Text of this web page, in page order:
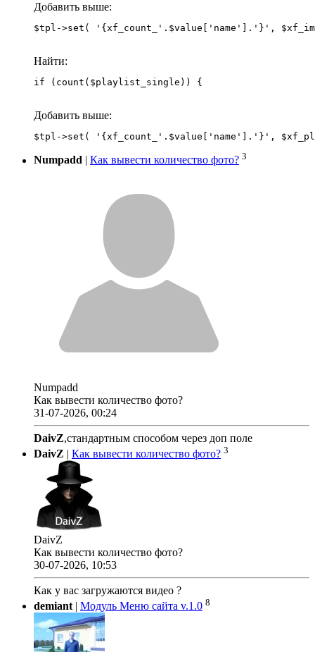
Добавить выше:
Найти:
if (count($playlist_single)) {
Добавить выше:
Numpadd Как вывести количество фото? 3
Numpadd
Как вывести количество фото?
31-07-2026, 00:24
DaivZ,стандартным способом через доп поле
DaivZ | Как вывести количество фото? 3
DaivZ
Как вывести количество фото?
30-07-2026, 10:53
Как у вас загружаются видео ?
demiant | Модуль Меню сайта v.1.0 8